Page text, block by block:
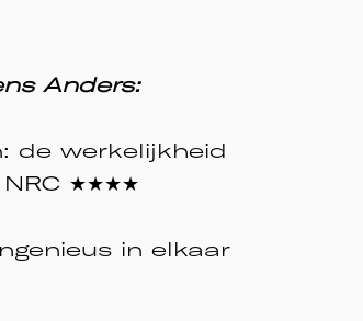
Anders:
de werkelijkheid
★★★★
in elkaar